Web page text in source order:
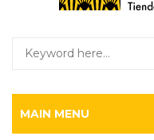
MAIN MENU